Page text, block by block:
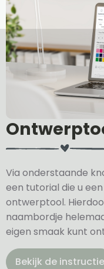
Via onderstaande
een tutorial die u
ontwerptool.
naambordje
eigen smaak kunt
Bekijk de instructie